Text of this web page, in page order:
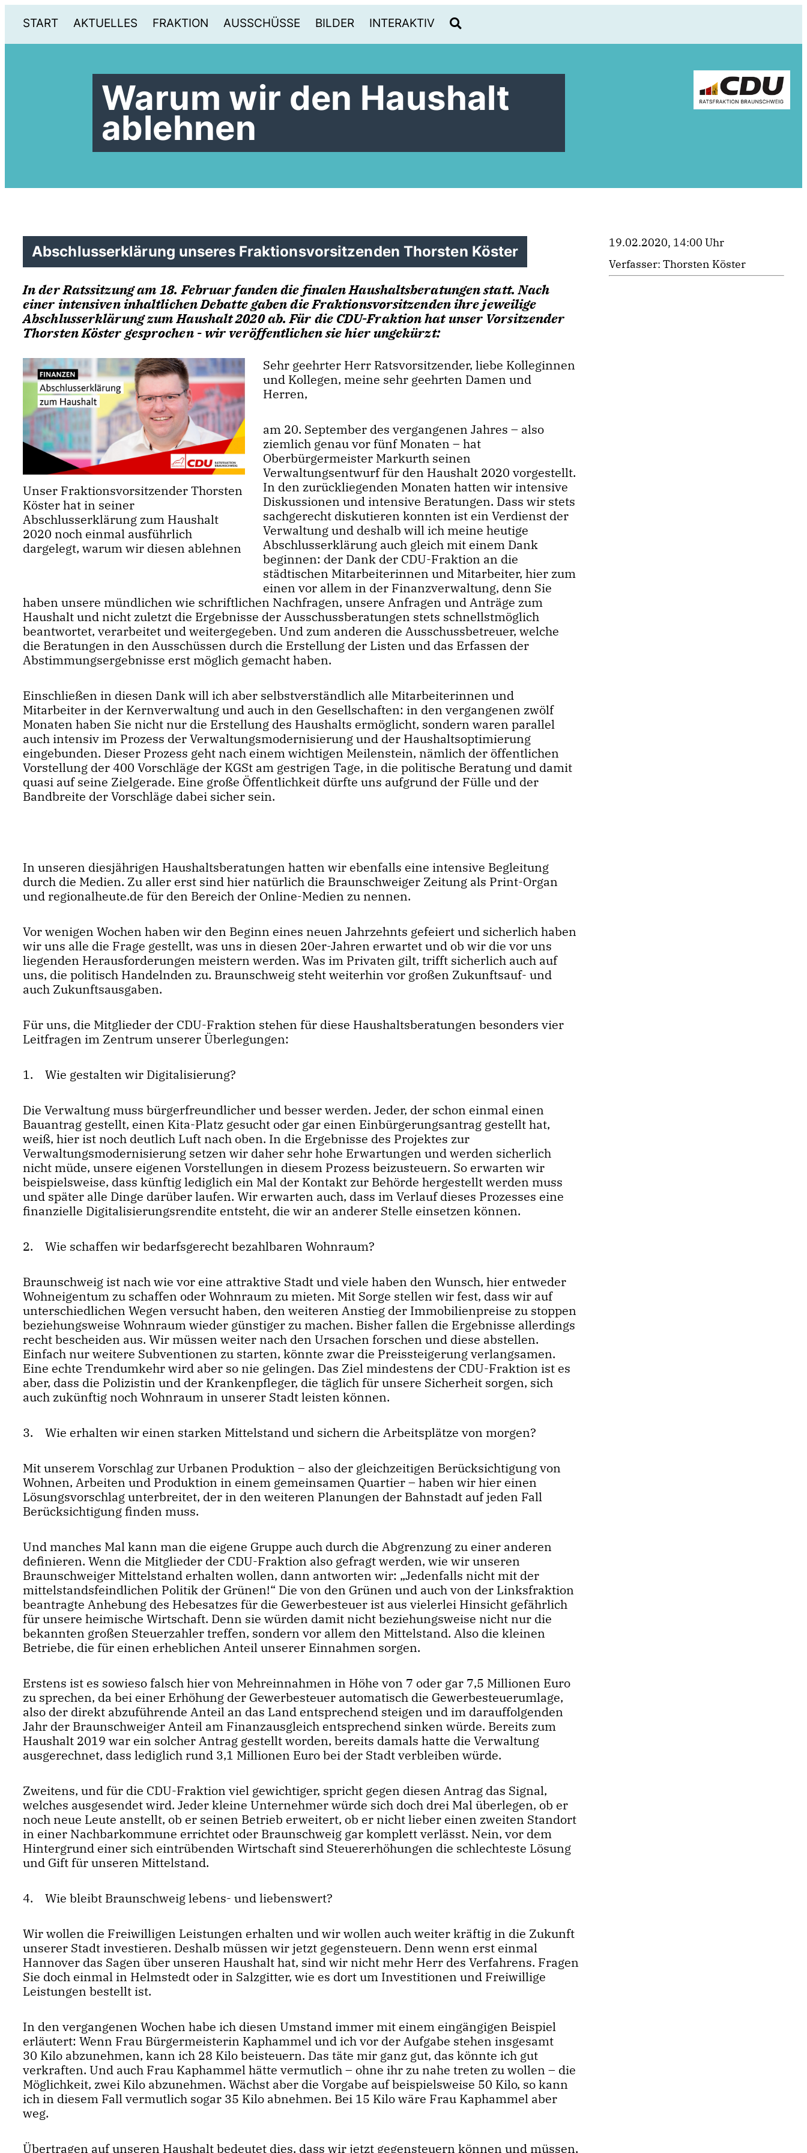
START AKTUELLES FRAKTION AUSSCHÜSSE BILDER INTERAKTIV
Warum wir den Haushalt
ablehnen
Abschlusserklärung unseres Fraktionsvorsitzenden Thorsten Köster
In der Ratssitzung am 18. Februar fanden die finalen Haushaltsberatungen statt. Nach
einer intensiven inhaltlichen Debatte gaben die Fraktionsvorsitzenden ihre jeweilige
Abschlusserklärung zum Haushalt 2020 ab. Für die CDU-Fraktion hat unser Vorsitzender
Thorsten Köster gesprochen - wir veröffentlichen sie hier ungekürzt:
Unser Fraktionsvorsitzender Thorsten
Köster hat in seiner
Abschlusserklärung zum Haushalt
2020 noch einmal ausführlich
dargelegt, warum wir diesen ablehnen
Sehr geehrter Herr Ratsvorsitzender, liebe Kolleginnen
und Kollegen, meine sehr geehrten Damen und
Herren,
am 20. September des vergangenen Jahres – also
ziemlich genau vor fünf Monaten – hat
Oberbürgermeister Markurth seinen
Verwaltungsentwurf für den Haushalt 2020 vorgestellt.
In den zurückliegenden Monaten hatten wir intensive
Diskussionen und intensive Beratungen. Dass wir stets
sachgerecht diskutieren konnten ist ein Verdienst der
Verwaltung und deshalb will ich meine heutige
Abschlusserklärung auch gleich mit einem Dank
beginnen: der Dank der CDU-Fraktion an die
städtischen Mitarbeiterinnen und Mitarbeiter, hier zum
einen vor allem in der Finanzverwaltung, denn Sie
haben unsere mündlichen wie schriftlichen Nachfragen, unsere Anfragen und Anträge zum
Haushalt und nicht zuletzt die Ergebnisse der Ausschussberatungen stets schnellstmöglich
beantwortet, verarbeitet und weitergegeben. Und zum anderen die Ausschussbetreuer, welche
die Beratungen in den Ausschüssen durch die Erstellung der Listen und das Erfassen der
Abstimmungsergebnisse erst möglich gemacht haben.
Einschließen in diesen Dank will ich aber selbstverständlich alle Mitarbeiterinnen und
Mitarbeiter in der Kernverwaltung und auch in den Gesellschaften: in den vergangenen zwölf
Monaten haben Sie nicht nur die Erstellung des Haushalts ermöglicht, sondern waren parallel
auch intensiv im Prozess der Verwaltungsmodernisierung und der Haushaltsoptimierung
eingebunden. Dieser Prozess geht nach einem wichtigen Meilenstein, nämlich der öffentlichen
Vorstellung der 400 Vorschläge der KGSt am gestrigen Tage, in die politische Beratung und damit
quasi auf seine Zielgerade. Eine große Öffentlichkeit dürfte uns aufgrund der Fülle und der
Bandbreite der Vorschläge dabei sicher sein.
In unseren diesjährigen Haushaltsberatungen hatten wir ebenfalls eine intensive Begleitung
durch die Medien. Zu aller erst sind hier natürlich die Braunschweiger Zeitung als Print-Organ
und regionalheute.de für den Bereich der Online-Medien zu nennen.
Vor wenigen Wochen haben wir den Beginn eines neuen Jahrzehnts gefeiert und sicherlich haben
wir uns alle die Frage gestellt, was uns in diesen 20er-Jahren erwartet und ob wir die vor uns
liegenden Herausforderungen meistern werden. Was im Privaten gilt, trifft sicherlich auch auf
uns, die politisch Handelnden zu. Braunschweig steht weiterhin vor großen Zukunftsauf- und
auch Zukunftsausgaben.
Für uns, die Mitglieder der CDU-Fraktion stehen für diese Haushaltsberatungen besonders vier
Leitfragen im Zentrum unserer Überlegungen:
1. Wie gestalten wir Digitalisierung?
Die Verwaltung muss bürgerfreundlicher und besser werden. Jeder, der schon einmal einen
Bauantrag gestellt, einen Kita-Platz gesucht oder gar einen Einbürgerungsantrag gestellt hat,
weiß, hier ist noch deutlich Luft nach oben. In die Ergebnisse des Projektes zur
Verwaltungsmodernisierung setzen wir daher sehr hohe Erwartungen und werden sicherlich
nicht müde, unsere eigenen Vorstellungen in diesem Prozess beizusteuern. So erwarten wir
beispielsweise, dass künftig lediglich ein Mal der Kontakt zur Behörde hergestellt werden muss
und später alle Dinge darüber laufen. Wir erwarten auch, dass im Verlauf dieses Prozesses eine
finanzielle Digitalisierungsrendite entsteht, die wir an anderer Stelle einsetzen können.
2. Wie schaffen wir bedarfsgerecht bezahlbaren Wohnraum?
Braunschweig ist nach wie vor eine attraktive Stadt und viele haben den Wunsch, hier entweder
Wohneigentum zu schaffen oder Wohnraum zu mieten. Mit Sorge stellen wir fest, dass wir auf
unterschiedlichen Wegen versucht haben, den weiteren Anstieg der Immobilienpreise zu stoppen
beziehungsweise Wohnraum wieder günstiger zu machen. Bisher fallen die Ergebnisse allerdings
recht bescheiden aus. Wir müssen weiter nach den Ursachen forschen und diese abstellen.
Einfach nur weitere Subventionen zu starten, könnte zwar die Preissteigerung verlangsamen.
Eine echte Trendumkehr wird aber so nie gelingen. Das Ziel mindestens der CDU-Fraktion ist es
aber, dass die Polizistin und der Krankenpfleger, die täglich für unsere Sicherheit sorgen, sich
auch zukünftig noch Wohnraum in unserer Stadt leisten können.
3. Wie erhalten wir einen starken Mittelstand und sichern die Arbeitsplätze von morgen?
Mit unserem Vorschlag zur Urbanen Produktion – also der gleichzeitigen Berücksichtigung von
Wohnen, Arbeiten und Produktion in einem gemeinsamen Quartier – haben wir hier einen
Lösungsvorschlag unterbreitet, der in den weiteren Planungen der Bahnstadt auf jeden Fall
Berücksichtigung finden muss.
Und manches Mal kann man die eigene Gruppe auch durch die Abgrenzung zu einer anderen
definieren. Wenn die Mitglieder der CDU-Fraktion also gefragt werden, wie wir unseren
Braunschweiger Mittelstand erhalten wollen, dann antworten wir: „Jedenfalls nicht mit der
mittelstandsfeindlichen Politik der Grünen!“ Die von den Grünen und auch von der Linksfraktion
beantragte Anhebung des Hebesatzes für die Gewerbesteuer ist aus vielerlei Hinsicht gefährlich
für unsere heimische Wirtschaft. Denn sie würden damit nicht beziehungsweise nicht nur die
bekannten großen Steuerzahler treffen, sondern vor allem den Mittelstand. Also die kleinen
Betriebe, die für einen erheblichen Anteil unserer Einnahmen sorgen.
Erstens ist es sowieso falsch hier von Mehreinnahmen in Höhe von 7 oder gar 7,5 Millionen Euro
zu sprechen, da bei einer Erhöhung der Gewerbesteuer automatisch die Gewerbesteuerumlage,
also der direkt abzuführende Anteil an das Land entsprechend steigen und im darauffolgenden
Jahr der Braunschweiger Anteil am Finanzausgleich entsprechend sinken würde. Bereits zum
Haushalt 2019 war ein solcher Antrag gestellt worden, bereits damals hatte die Verwaltung
ausgerechnet, dass lediglich rund 3,1 Millionen Euro bei der Stadt verbleiben würde.
Zweitens, und für die CDU-Fraktion viel gewichtiger, spricht gegen diesen Antrag das Signal,
welches ausgesendet wird. Jeder kleine Unternehmer würde sich doch drei Mal überlegen, ob er
noch neue Leute anstellt, ob er seinen Betrieb erweitert, ob er nicht lieber einen zweiten Standort
in einer Nachbarkommune errichtet oder Braunschweig gar komplett verlässt. Nein, vor dem
Hintergrund einer sich eintrübenden Wirtschaft sind Steuererhöhungen die schlechteste Lösung
und Gift für unseren Mittelstand.
4. Wie bleibt Braunschweig lebens- und liebenswert?
Wir wollen die Freiwilligen Leistungen erhalten und wir wollen auch weiter kräftig in die Zukunft
unserer Stadt investieren. Deshalb müssen wir jetzt gegensteuern. Denn wenn erst einmal
Hannover das Sagen über unseren Haushalt hat, sind wir nicht mehr Herr des Verfahrens. Fragen
Sie doch einmal in Helmstedt oder in Salzgitter, wie es dort um Investitionen und Freiwillige
Leistungen bestellt ist.
In den vergangenen Wochen habe ich diesen Umstand immer mit einem eingängigen Beispiel
erläutert: Wenn Frau Bürgermeisterin Kaphammel und ich vor der Aufgabe stehen insgesamt
30 Kilo abzunehmen, kann ich 28 Kilo beisteuern. Das täte mir ganz gut, das könnte ich gut
verkraften. Und auch Frau Kaphammel hätte vermutlich – ohne ihr zu nahe treten zu wollen – die
Möglichkeit, zwei Kilo abzunehmen. Wächst aber die Vorgabe auf beispielsweise 50 Kilo, so kann
ich in diesem Fall vermutlich sogar 35 Kilo abnehmen. Bei 15 Kilo wäre Frau Kaphammel aber
weg.
Übertragen auf unseren Haushalt bedeutet dies, dass wir jetzt gegensteuern können und müssen,
19.02.2020, 14:00 Uhr
Verfasser: Thorsten Köster